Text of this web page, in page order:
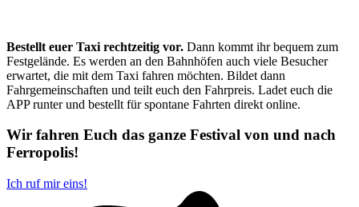
Bestellt euer Taxi rechtzeitig vor. Dann kommt ihr bequem zum
Festgelände. Es werden an den Bahnhöfen auch viele Besucher
erwartet, die mit dem Taxi fahren möchten. Bildet dann
Fahrgemeinschaften und teilt euch den Fahrpreis. Ladet euch die
APP runter und bestellt für spontane Fahrten direkt online.
Wir fahren Euch das ganze Festival von und nach
Ferropolis!
Ich ruf mir eins!